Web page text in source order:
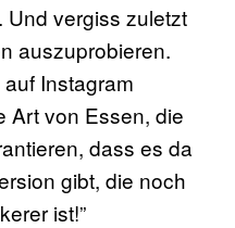
Und vergiss zuletzt
auszuprobieren.
Instagram
Art von Essen, die
dass es da
gibt, die noch
ist!”